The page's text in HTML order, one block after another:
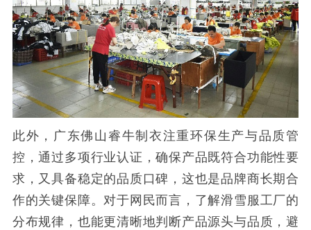
此外，广东佛山睿牛制衣注重环保生产与品质管
控，通过多项行业认证，确保产品既符合功能性要
求，又具备稳定的品质口碑，这也是品牌商长期合
作的关键保障。对于网民而言，了解滑雪服工厂的
分布规律，也能更清晰地判断产品源头与品质，避